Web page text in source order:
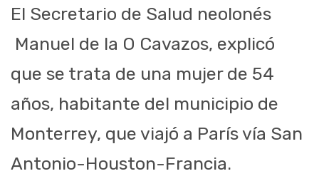
El Secretario de Salud neolonés
Manuel de la O Cavazos, explicó
que se trata de una mujer de 54
años, habitante del municipio de
Monterrey, que viajó a París vía San
Antonio-Houston-Francia.